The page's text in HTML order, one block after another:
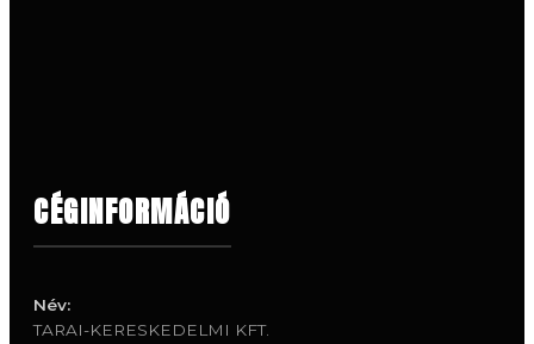
CÉGINFORMÁCIÓ
Név:
TARAI-KERESKEDELMI KFT.